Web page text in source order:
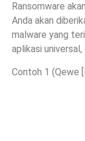
Ransomware
Anda akan
malware yang
aplikasi universal,
Contoh 1 (Qewe